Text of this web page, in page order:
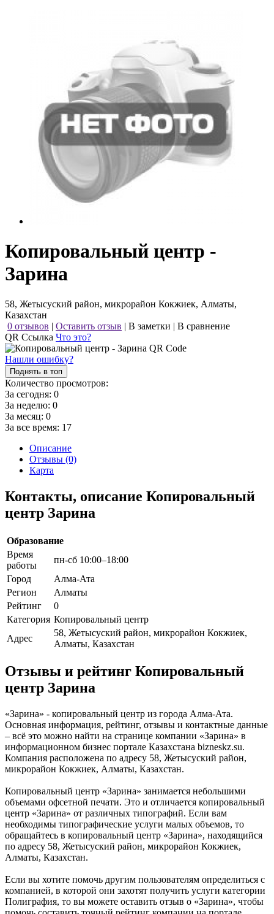
Копировальный центр -
Зарина
58, Жетысуский район, микрорайон Кокжиек, Алматы,
Казахстан
0 отзывов | Оставить отзыв | В заметки | В сравнение
QR Ссылка Что это?
Нашли ошибку?
Поднять в топ
Количество просмотров:
За сегодня: 0
За неделю: 0
За месяц: 0
За все время: 17
Описание
Отзывы (0)
Карта
Контакты, описание Копировальный
центр Зарина
Образование
Время
работы
пн-сб 10:00–18:00
Город
Алма-Ата
Регион
Алматы
Рейтинг
0
Категория Копировальный центр
Адрес
58, Жетысуский район, микрорайон Кокжиек,
Алматы, Казахстан
Отзывы и рейтинг Копировальный
центр Зарина
«Зарина» - копировальный центр из города Алма-Ата.
Основная информация, рейтинг, отзывы и контактные данные
– всё это можно найти на странице компании «Зарина» в
информационном бизнес портале Казахстана bizneskz.su.
Компания расположена по адресу 58, Жетысуский район,
микрорайон Кокжиек, Алматы, Казахстан.
Копировальный центр «Зарина» занимается небольшими
объемами офсетной печати. Это и отличается копировальный
центр «Зарина» от различных типографий. Если вам
необходимы типографические услуги малых объемов, то
обращайтесь в копировальный центр «Зарина», находящийся
по адресу 58, Жетысуский район, микрорайон Кокжиек,
Алматы, Казахстан.
Если вы хотите помочь другим пользователям определиться с
компанией, в которой они захотят получить услуги категории
Полиграфия, то вы можете оставить отзыв о «Зарина», чтобы